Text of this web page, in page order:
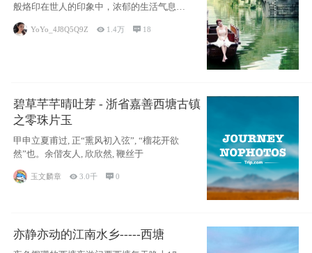
般烙印在世人的印象中，浓郁的生活气息，
小桥流水
YoYo_4J8Q5Q9Z  1.4万  18
碧草芊芊晴吐芽 - 浙省嘉善西塘古镇
之零珠片玉
甲申立夏甫过, 正“熏风初入弦”, “榴花开欲
然”也。余偕友人, 欣欣然, 鞭丝于
玉文麟章  3.0千 0
亦静亦动的江南水乡-----西塘